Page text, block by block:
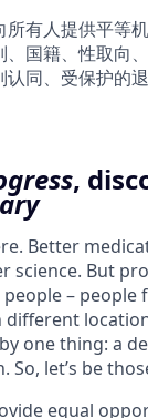
有人提供平等
、国籍、性取向
认同、受保护的
,
Better
science. But
–
different
one thing: a
So, let’s be
equal